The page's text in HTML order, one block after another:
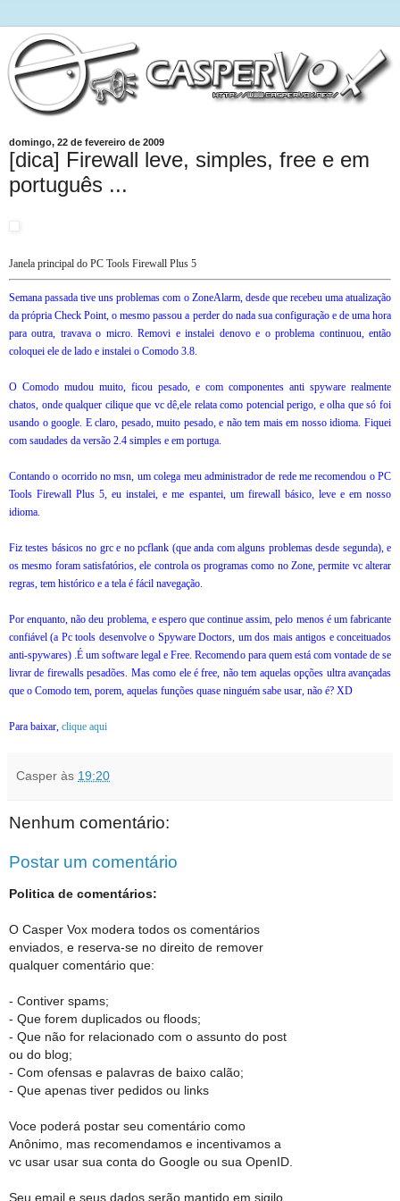
domingo, 22 de fevereiro de 2009
[dica] Firewall leve, simples, free e em
português ...
Janela principal do PC Tools Firewall Plus 5
Semana passada tive uns problemas com o ZoneAlarm, desde que recebeu uma atualização
da própria Check Point, o mesmo passou a perder do nada sua configuração e de uma hora
para outra, travava o micro. Removi e instalei denovo e o problema continuou, então
coloquei ele de lado e instalei o Comodo 3.8.
O Comodo mudou muito, ficou pesado, e com componentes anti spyware realmente
chatos, onde qualquer cilique que vc dê,ele relata como potencial perigo, e olha que só foi
usando o google. E claro, pesado, muito pesado, e não tem mais em nosso idioma. Fiquei
com saudades da versão 2.4 simples e em portuga.
Contando o ocorrido no msn, um colega meu administrador de rede me recomendou o PC
Tools Firewall Plus 5, eu instalei, e me espantei, um firewall básico, leve e em nosso
idioma.
Fiz testes básicos no grc e no pcflank (que anda com alguns problemas desde segunda), e
os mesmo foram satisfatórios, ele controla os programas como no Zone, permite vc alterar
regras, tem histórico e a tela é fácil navegação.
Por enquanto, não deu problema, e espero que continue assim, pelo menos é um fabricante
confiável (a Pc tools desenvolve o Spyware Doctors, um dos mais antigos e conceituados
anti-spywares) .É um software legal e Free. Recomendo para quem está com vontade de se
livrar de firewalls pesadões. Mas como ele é free, não tem aquelas opções ultra avançadas
que o Comodo tem, porem, aquelas funções quase ninguém sabe usar, não é? XD
Para baixar, clique aqui
Casper às 19:20
Nenhum comentário:
Postar um comentário
Politica de comentários:
O Casper Vox modera todos os comentários
enviados, e reserva-se no direito de remover
qualquer comentário que:
- Contiver spams;
- Que forem duplicados ou floods;
- Que não for relacionado com o assunto do post
ou do blog;
- Com ofensas e palavras de baixo calão;
- Que apenas tiver pedidos ou links
Voce poderá postar seu comentário como
Anônimo, mas recomendamos e incentivamos a
vc usar usar sua conta do Google ou sua OpenID.
Seu email e seus dados serão mantido em sigilo.